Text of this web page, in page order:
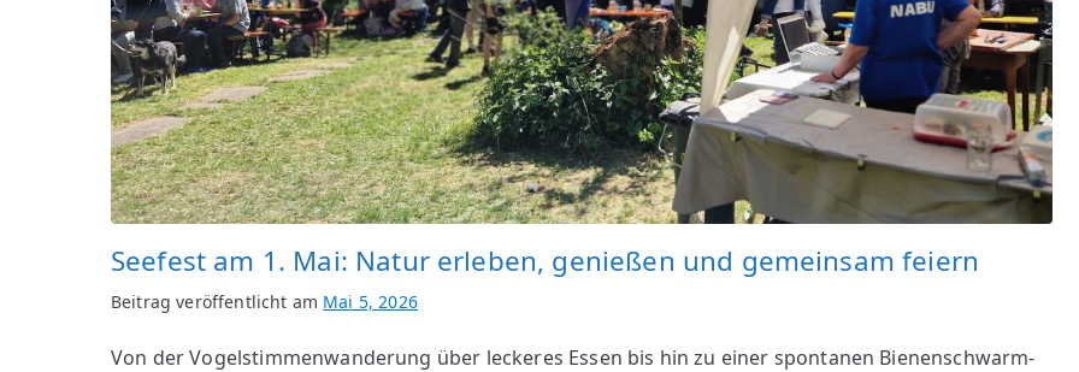
Seefest am 1. Mai: Natur erleben, genießen und gemeinsam feiern
Beitrag veröffentlicht am Mai 5, 2026
Von der Vogelstimmenwanderung über leckeres Essen bis hin zu einer spontanen Bienenschwarm-